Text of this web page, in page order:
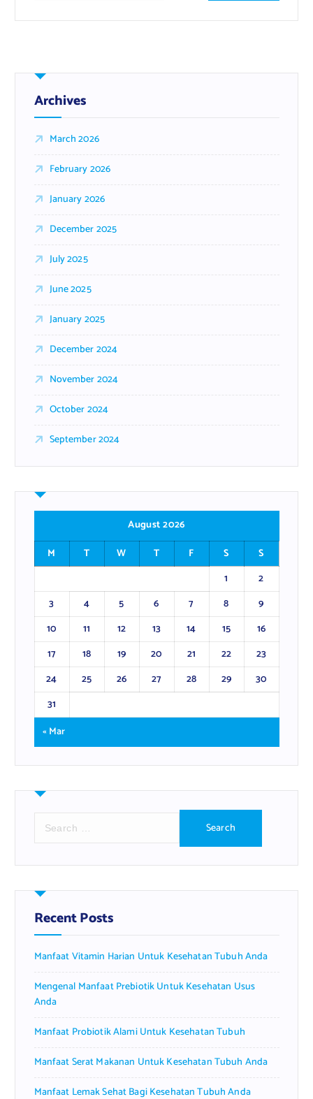
Archives
March 2026
February 2026
January 2026
December 2025
July 2025
June 2025
January 2025
December 2024
November 2024
October 2024
September 2024
August 2026
M
T W T F S
S
1
2
3
4 5 6 7 8
9
10
11 12 13 14 15
16
17
18 19 20 21 22
23
24
25 26 27 28 29
30
31
« Mar
r
h
f
o
:
Recent Posts
Manfaat Vitamin Harian Untuk Kesehatan Tubuh Anda
Mengenal Manfaat Prebiotik Untuk Kesehatan Usus
Anda
Manfaat Probiotik Alami Untuk Kesehatan Tubuh
Manfaat Serat Makanan Untuk Kesehatan Tubuh Anda
Manfaat Lemak Sehat Bagi Kesehatan Tubuh Anda